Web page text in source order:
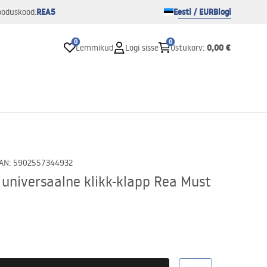
REA5 Eesti / EURBlogi
0
Lemmikud Logi sisse
0
Ostukorv: 0,00 €
: 5902557344932
klikk-klapp Rea Must